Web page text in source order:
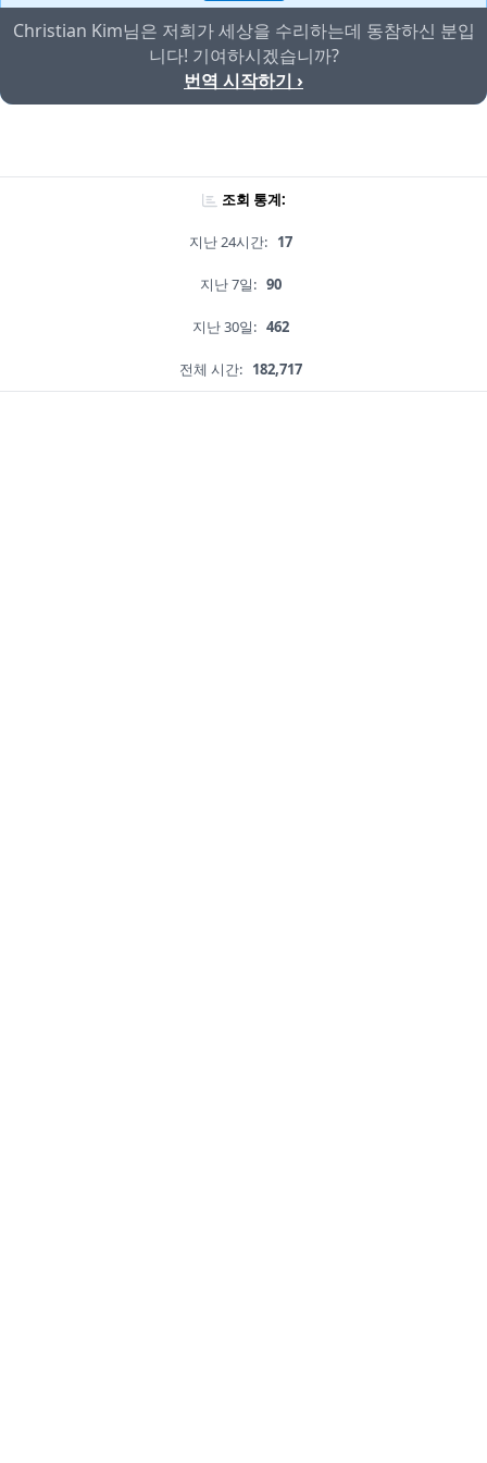
Christian Kim님은 저희가 세상을 수리하는데 동참하신 분입
니다! 기여하시겠습니까?
번역 시작하기 ›
조회 통계:
지난 24시간: 17
지난 7일: 90
지난 30일: 462
전체 시간: 182,717